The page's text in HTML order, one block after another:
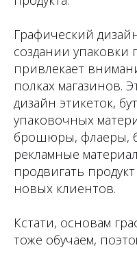
Графический
создании упаковки
привлекает
полках магазинов.
дизайн этикеток,
упаковочных
брошюры, флаеры,
рекламные
продвигать
новых клиентов.
Кстати, основам
тоже обучаем,